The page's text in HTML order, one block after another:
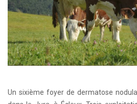
Un sixième foyer de dermatose